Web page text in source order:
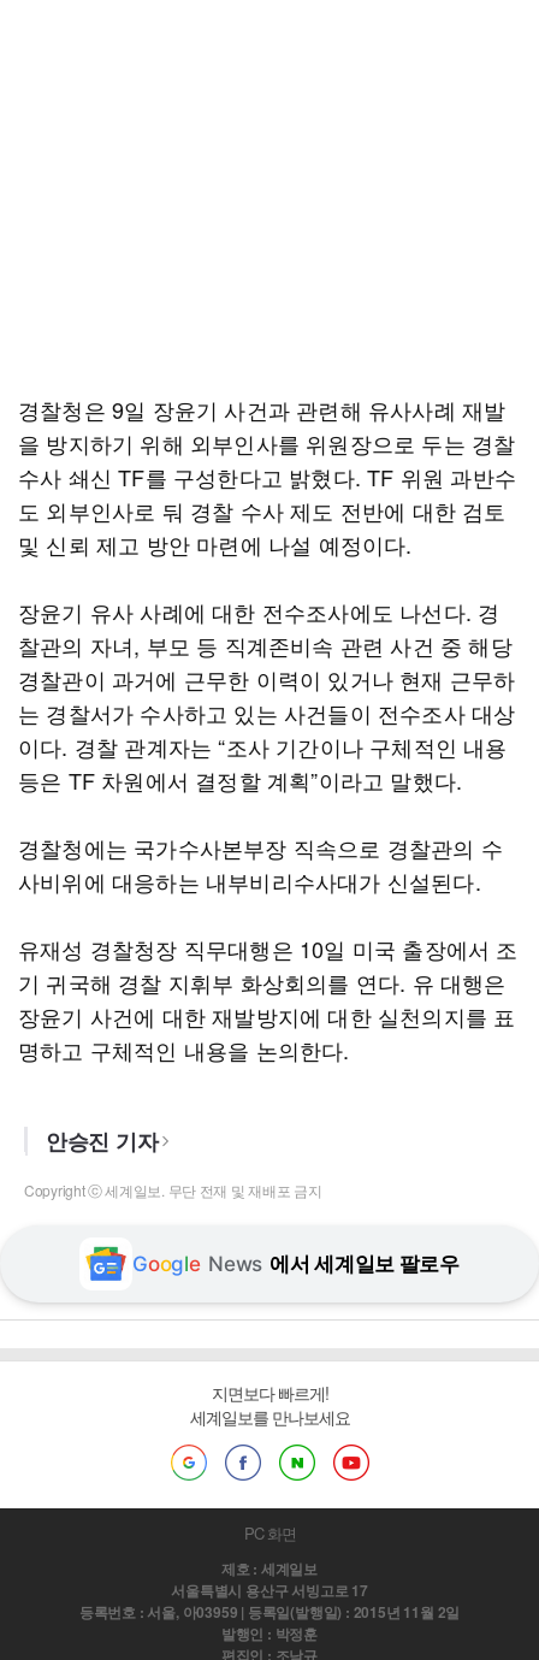
경찰청은 9일 장윤기 사건과 관련해 유사사례 재발
을 방지하기 위해 외부인사를 위원장으로 두는 경찰
수사 쇄신 TF를 구성한다고 밝혔다. TF 위원 과반수
도 외부인사로 둬 경찰 수사 제도 전반에 대한 검토
및 신뢰 제고 방안 마련에 나설 예정이다.
장윤기 유사 사례에 대한 전수조사에도 나선다. 경
찰관의 자녀, 부모 등 직계존비속 관련 사건 중 해당
경찰관이 과거에 근무한 이력이 있거나 현재 근무하
는 경찰서가 수사하고 있는 사건들이 전수조사 대상
이다. 경찰 관계자는 “조사 기간이나 구체적인 내용
등은 TF 차원에서 결정할 계획”이라고 말했다.
경찰청에는 국가수사본부장 직속으로 경찰관의 수
사비위에 대응하는 내부비리수사대가 신설된다.
유재성 경찰청장 직무대행은 10일 미국 출장에서 조
기 귀국해 경찰 지휘부 화상회의를 연다. 유 대행은
장윤기 사건에 대한 재발방지에 대한 실천의지를 표
명하고 구체적인 내용을 논의한다.
안승진 기자
Copyright ⓒ 세계일보. 무단 전재 및 재배포 금지
Google News 에서 세계일보 팔로우
지면보다 빠르게!
세계일보를 만나보세요
PC 화면
제호 : 세계일보
서울특별시 용산구 서빙고로 17
등록번호 : 서울, 아03959 | 등록일(발행일) : 2015년 11월 2일
발행인 : 박정훈
편집인 : 조남규